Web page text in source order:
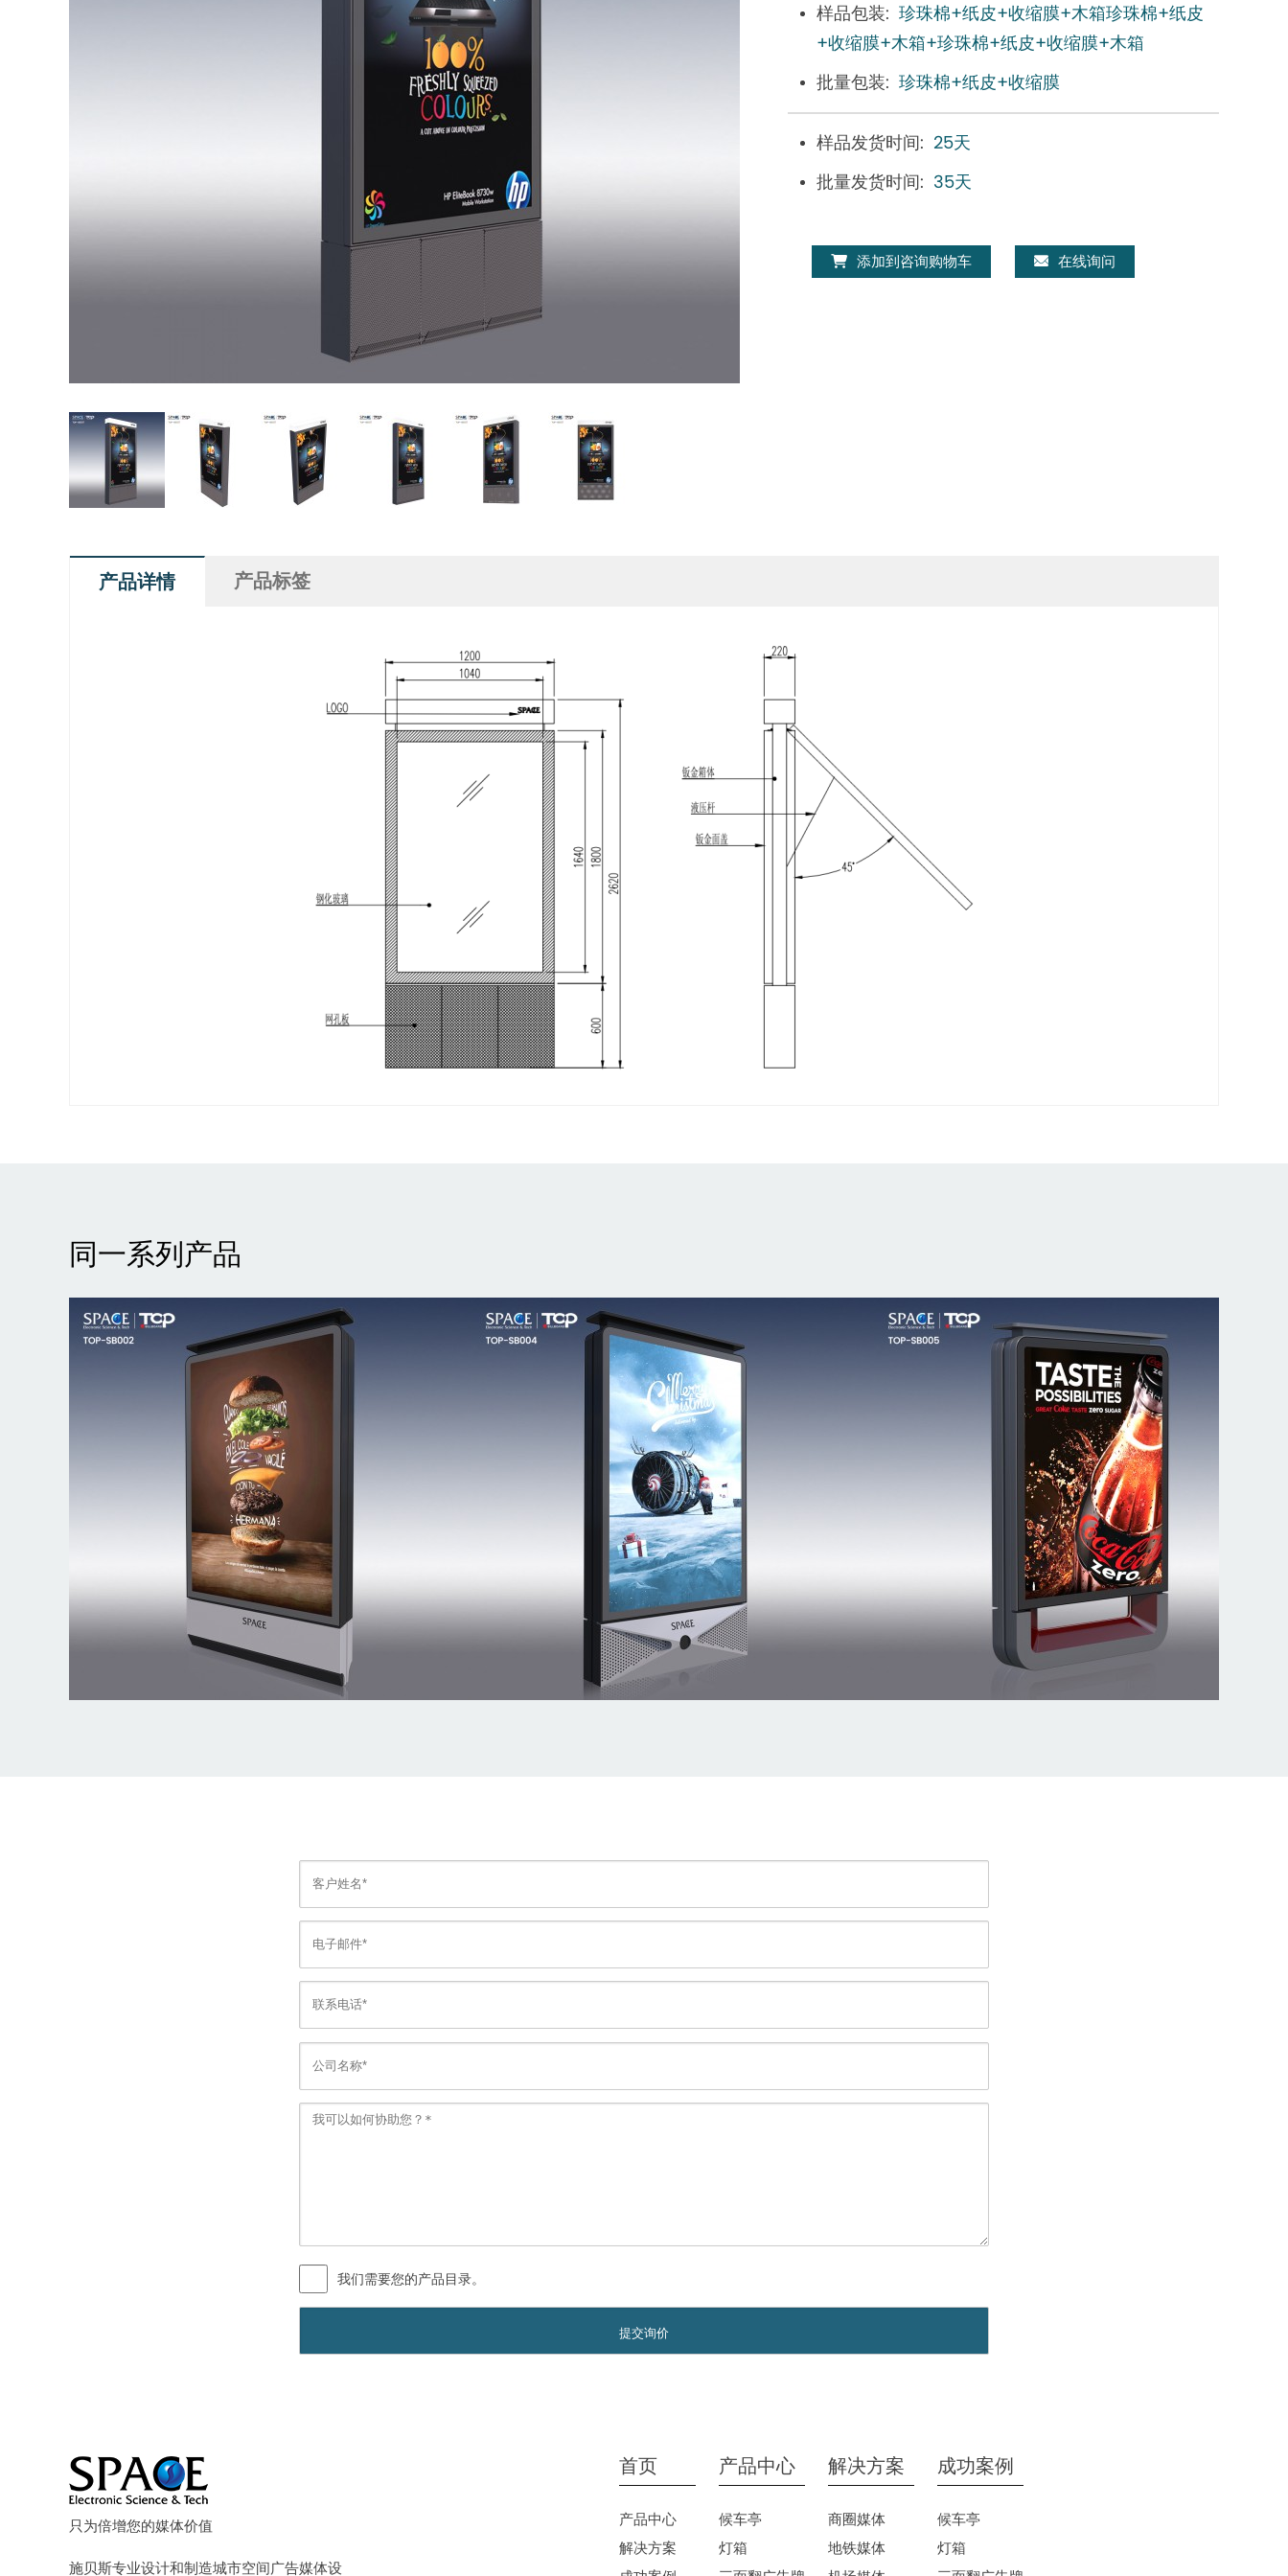
样品包装: 珍珠棉+纸皮+收缩膜+木箱珍珠棉+纸皮
+收缩膜+木箱+珍珠棉+纸皮+收缩膜+木箱
批量包装: 珍珠棉+纸皮+收缩膜
样品发货时间: 25天
批量发货时间: 35天
添加到咨询购物车 在线询问
产品详情 产品标签
同一系列产品
我们需要您的产品目录。
只为倍增您的媒体价值
施贝斯专业设计和制造城市空间广告媒体设
首页
产品中心
解决方案
产品中心
候车亭
灯箱
解决方案
商圈媒体
地铁媒体
成功案例
候车亭
灯箱